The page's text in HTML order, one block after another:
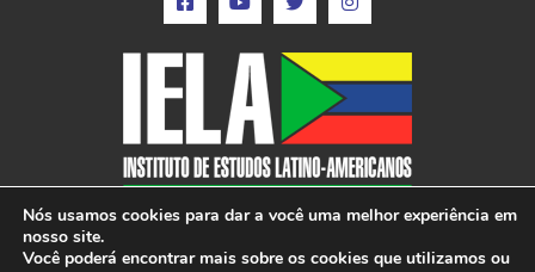
Nós usamos cookies para dar a você uma melhor experiência em
nosso site.
Você poderá encontrar mais sobre os cookies que utilizamos ou